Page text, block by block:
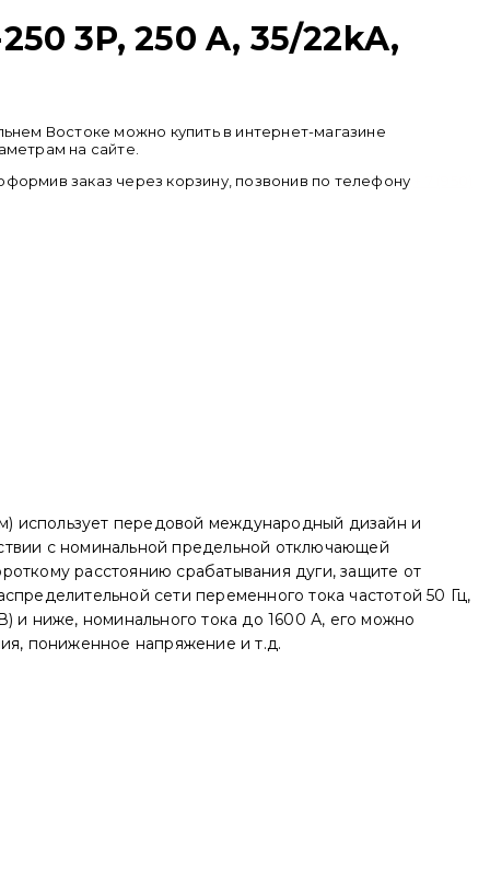
3P, 250 A, 35/22kA,
Востоке можно купить в интернет-магазине
на сайте.
заказ через корзину, позвонив по телефону
использует передовой международный дизайн и
с номинальной предельной отключающей
расстоянию срабатывания дуги, защите от
сети переменного тока частотой 50 Гц,
и ниже, номинального тока до 1600 А, его можно
пониженное напряжение и т.д.